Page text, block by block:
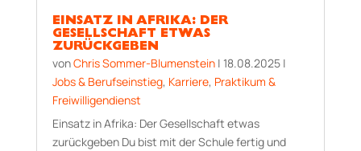
EINSATZ IN AFRIKA: DER
GESELLSCHAFT ETWAS
ZURÜCKGEBEN
vonChris Sommer-Blumenstein| 18.08.2025|
Jobs & Berufseinstieg, Karriere, Praktikum &
Freiwilligendienst
Einsatz in Afrika: Der Gesellschaft etwas
zurückgeben Du bist mit der Schule fertig und